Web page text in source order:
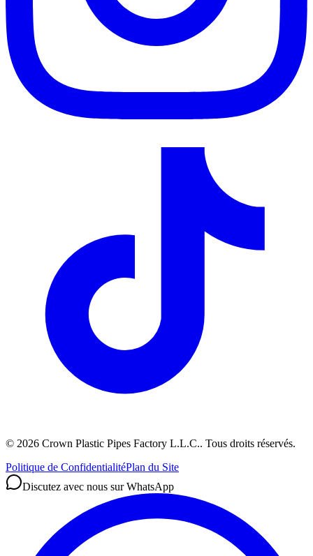
© 2026 Crown Plastic Pipes Factory L.L.C.. Tous droits réservés.
Politique de ConfidentialitéPlan du Site
Discutez avec nous sur WhatsApp